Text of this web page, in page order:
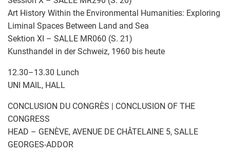
Art History Within the Environmental Humanities: Exploring
Liminal Spaces Between Land and Sea
Sektion XI – SALLE MR060 (S. 21)
Kunsthandel in der Schweiz, 1960 bis heute
12.30–13.30 Lunch
UNI MAIL, HALL
CONCLUSION DU CONGRÈS | CONCLUSION OF THE
CONGRESS
HEAD – GENÈVE, AVENUE DE CHÂTELAINE 5, SALLE
GEORGES-ADDOR